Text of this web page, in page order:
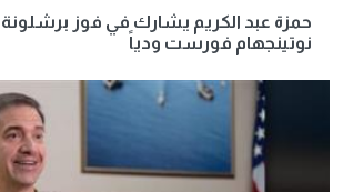
حمزة عبد الكريم يشارك في فوز
نوتينجهام فورست ودياً